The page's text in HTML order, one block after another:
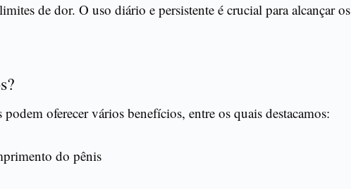
de dor. O uso diário e persistente é crucial para alcançar os
podem oferecer vários benefícios, entre os quais destacamos:
do pênis